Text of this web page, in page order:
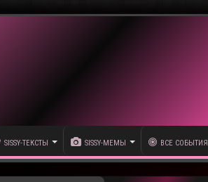
SISSY-ТЕКСТЫ SISSY-МЕМЫ ВСЕ СОБЫТИЯ